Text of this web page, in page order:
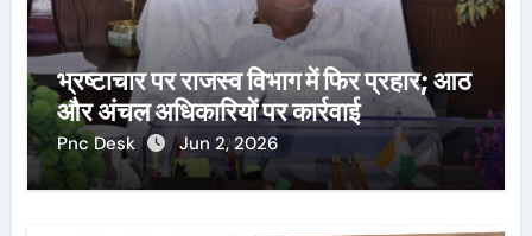
भ्रष्टाचार पर राजस्व विभाग में फिर प्रहार; आठ
और अंचल अधिकारियों पर कार्रवाई
Pnc Desk Jun 2, 2026